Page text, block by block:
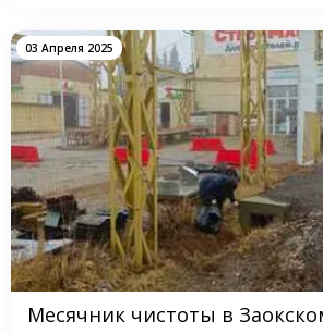
03 Апреля 2025
Месячник чистоты в